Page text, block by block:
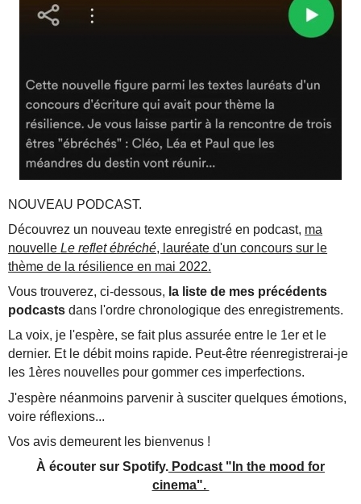
NOUVEAU PODCAST.
Découvrez un nouveau texte enregistré en podcast, ma
nouvelleLe reflet ébréché, lauréate d'un concours sur le
thème de la résilience en mai 2022.
Vous trouverez, ci-dessous, la liste de mes précédents
podcasts dans l'ordre chronologique des enregistrements.
La voix, je l'espère, se fait plus assurée entre le 1er et le
dernier. Et le débit moins rapide. Peut-être réenregistrerai-je
les 1ères nouvelles pour gommer ces imperfections.
J'espère néanmoins parvenir à susciter quelques émotions,
voire réflexions...
Vos avis demeurent les bienvenus !
À écouter sur Spotify. Podcast "In the mood for
cinema".